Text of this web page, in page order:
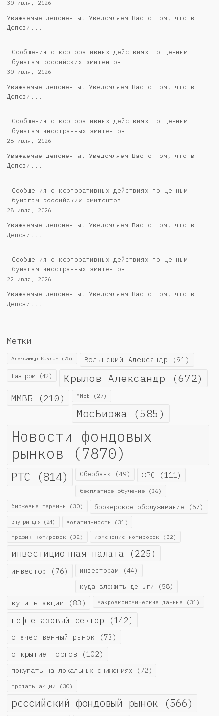
30 июля, 2026
Уважаемые депоненты! Уведомляем Вас о том, что в
Депози...
Cообщения о корпоративных действиях по ценным
бумагам российских эмитентов
30 июля, 2026
Уважаемые депоненты! Уведомляем Вас о том, что в
Депози...
Сообщения о корпоративных действиях по ценным
бумагам иностранных эмитентов
28 июля, 2026
Уважаемые депоненты! Уведомляем Вас о том, что в
Депози...
Cообщения о корпоративных действиях по ценным
бумагам российских эмитентов
28 июля, 2026
Уважаемые депоненты! Уведомляем Вас о том, что в
Депози...
Сообщения о корпоративных действиях по ценным
бумагам иностранных эмитентов
22 июля, 2026
Уважаемые депоненты! Уведомляем Вас о том, что в
Депози...
Метки
Александр Крылов (25) Волынский Александр (91)
Газпром (42) Крылов Александр (672)
ММВБ (210) ММВБ (27)
МосБиржа (585)
Новости фондовых
рынков (7870)
РТС (814) Сбербанк (49) ФРС (111)
бесплатное обучение (36)
биржевые термины (30) брокерское обслуживание (57)
внутри дня (24) волатильность (31)
график котировок (32) изменение котировок (32)
инвестиционная палата (225)
инвестор (76) инвесторам (44)
куда вложить деньги (58)
купить акции (83) макроэкономические данные (31)
нефтегазовый сектор (142)
отечественный рынок (73)
открытие торгов (102)
покупать на локальных снижениях (72)
продать акции (30)
российский фондовый рынок (566)